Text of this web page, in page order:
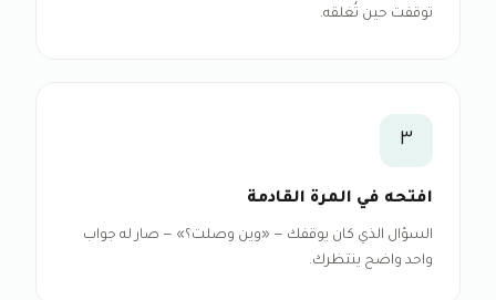
توقفت حين تُغلقه.
٣
افتحه في المرة القادمة
السؤال الذي كان يوقفك — «وين وصلت؟» — صار له جواب
واحد واضح ينتظرك.